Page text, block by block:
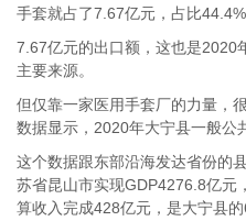
手套就占了7.67亿元，占比44.4%
7.67亿元的出口额，这也是2020
主要来源。
但仅靠一家医用手套厂的力量，
数据显示，2020年大宁县一般公
这个数据跟东部沿海发达省份的
苏省昆山市实现GDP4276.8亿元
算收入完成428亿元，是大宁县的